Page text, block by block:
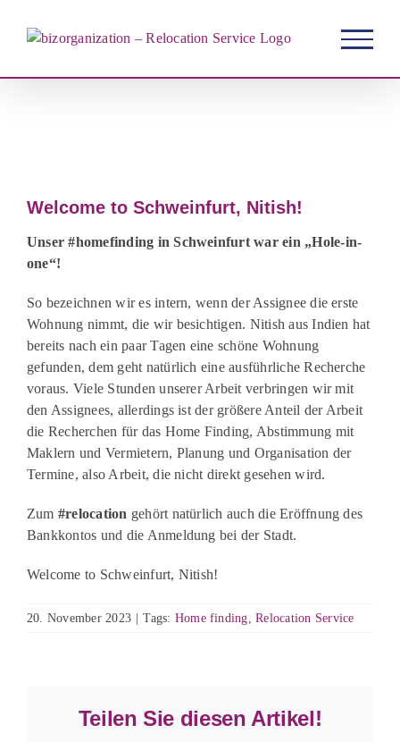
Inhalt
grösseres
Welcome to Schweinfurt, Nitish!
Unser #homefinding in Schweinfurt war ein „Hole-in-
one“!
So bezeichnen wir es intern, wenn der Assignee die erste
Wohnung nimmt, die wir besichtigen. Nitish aus Indien hat
bereits nach ein paar Tagen eine schöne Wohnung
gefunden, dem geht natürlich eine ausführliche Recherche
voraus. Viele Stunden unserer Arbeit verbringen wir mit
den Assignees, allerdings ist der größere Anteil der Arbeit
die Recherchen für das Home Finding, Abstimmung mit
Maklern und Vermietern, Planung und Organisation der
Termine, also Arbeit, die nicht direkt gesehen wird.
Zum #relocation gehört natürlich auch die Eröffnung des
Bankkontos und die Anmeldung bei der Stadt.
Welcome to Schweinfurt, Nitish!
20. November 2023 Tags: Home finding,Relocation Service
Teilen Sie diesen Artikel!